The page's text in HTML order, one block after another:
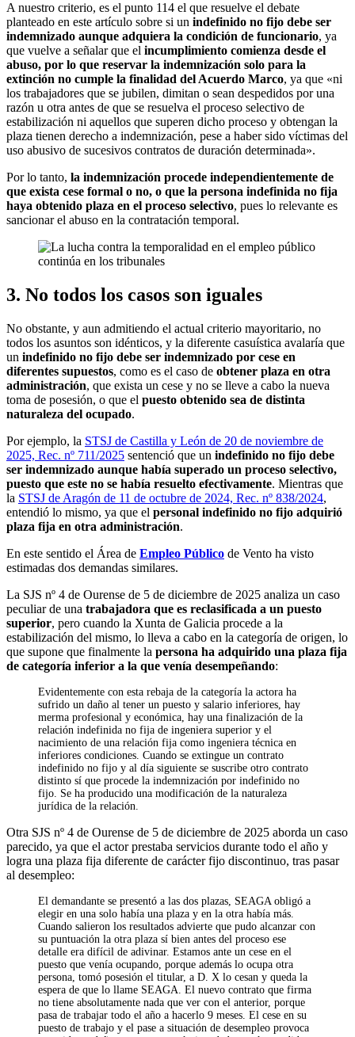
A nuestro criterio, es el punto 114 el que resuelve el debate
planteado en este artículo sobre si un indefinido no fijo debe ser
indemnizado aunque adquiera la condición de funcionario, ya
que vuelve a señalar que el incumplimiento comienza desde el
abuso, por lo que reservar la indemnización solo para la
extinción no cumple la finalidad del Acuerdo Marco, ya que «ni
los trabajadores que se jubilen, dimitan o sean despedidos por una
razón u otra antes de que se resuelva el proceso selectivo de
estabilización ni aquellos que superen dicho proceso y obtengan la
plaza tienen derecho a indemnización, pese a haber sido víctimas del
uso abusivo de sucesivos contratos de duración determinada».
Por lo tanto, la indemnización procede independientemente de
que exista cese formal o no, o que la persona indefinida no fija
haya obtenido plaza en el proceso selectivo, pues lo relevante es
sancionar el abuso en la contratación temporal.
3. No todos los casos son iguales
No obstante, y aun admitiendo el actual criterio mayoritario, no
todos los asuntos son idénticos, y la diferente casuística avalaría que
un indefinido no fijo debe ser indemnizado por cese en
diferentes supuestos, como es el caso de obtener plaza en otra
administración, que exista un cese y no se lleve a cabo la nueva
toma de posesión, o que el puesto obtenido sea de distinta
naturaleza del ocupado.
Por ejemplo, la STSJ de Castilla y León de 20 de noviembre de
2025, Rec. nº 711/2025 sentenció que un indefinido no fijo debe
ser indemnizado aunque había superado un proceso selectivo,
puesto que este no se había resuelto efectivamente. Mientras que
la STSJ de Aragón de 11 de octubre de 2024, Rec. nº 838/2024,
entendió lo mismo, ya que el personal indefinido no fijo adquirió
plaza fija en otra administración.
En este sentido el Área de Empleo Público de Vento ha visto
estimadas dos demandas similares.
La SJS nº 4 de Ourense de 5 de diciembre de 2025 analiza un caso
peculiar de una trabajadora que es reclasificada a un puesto
superior, pero cuando la Xunta de Galicia procede a la
estabilización del mismo, lo lleva a cabo en la categoría de origen, lo
que supone que finalmente la persona ha adquirido una plaza fija
de categoría inferior a la que venía desempeñando:
Evidentemente con esta rebaja de la categoría la actora ha
sufrido un daño al tener un puesto y salario inferiores, hay
merma profesional y económica, hay una finalización de la
relación indefinida no fija de ingeniera superior y el
nacimiento de una relación fija como ingeniera técnica en
inferiores condiciones. Cuando se extingue un contrato
indefinido no fijo y al día siguiente se suscribe otro contrato
distinto sí que procede la indemnización por indefinido no
fijo. Se ha producido una modificación de la naturaleza
jurídica de la relación.
Otra SJS nº 4 de Ourense de 5 de diciembre de 2025 aborda un caso
parecido, ya que el actor prestaba servicios durante todo el año y
logra una plaza fija diferente de carácter fijo discontinuo, tras pasar
al desempleo:
El demandante se presentó a las dos plazas, SEAGA obligó a
elegir en una solo había una plaza y en la otra había más.
Cuando salieron los resultados advierte que pudo alcanzar con
su puntuación la otra plaza sí bien antes del proceso ese
detalle era difícil de adivinar. Estamos ante un cese en el
puesto que venía ocupando, porque además lo ocupa otra
persona, tomó posesión el titular, a D. X lo cesan y queda la
espera de que lo llame SEAGA. El nuevo contrato que firma
no tiene absolutamente nada que ver con el anterior, porque
pasa de trabajar todo el año a hacerlo 9 meses. El cese en su
puesto de trabajo y el pase a situación de desempleo provoca